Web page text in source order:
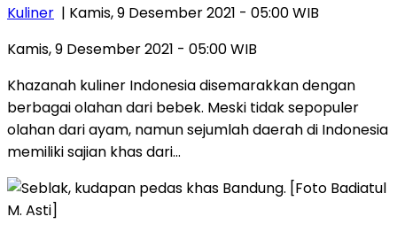
Kuliner | Kamis, 9 Desember 2021 - 05:00 WIB
Kamis, 9 Desember 2021 - 05:00 WIB
Khazanah kuliner Indonesia disemarakkan dengan
berbagai olahan dari bebek. Meski tidak sepopuler
olahan dari ayam, namun sejumlah daerah di Indonesia
memiliki sajian khas dari…